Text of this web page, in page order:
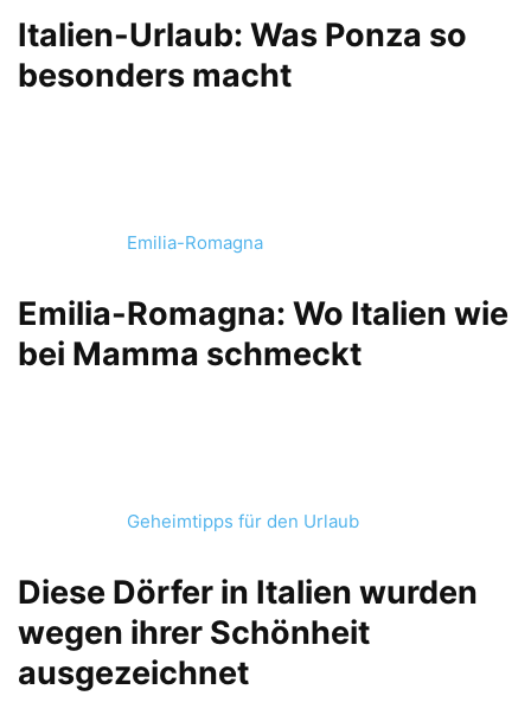
Italien-Urlaub: Was Ponza so
besonders macht
Emilia-Romagna
Emilia-Romagna: Wo Italien wie
bei Mamma schmeckt
Geheimtipps für den Urlaub
Diese Dörfer in Italien wurden
wegen ihrer Schönheit
ausgezeichnet